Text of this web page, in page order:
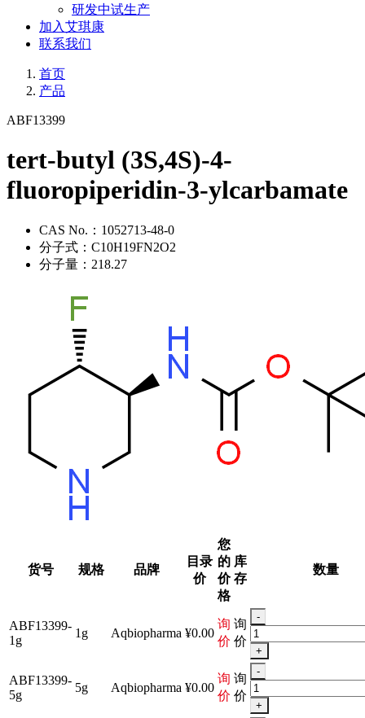
研发中试生产
加入艾琪康
联系我们
首页
产品
ABF13399
tert-butyl (3S,4S)-4-
fluoropiperidin-3-ylcarbamate
CAS No.： 1052713-48-0
分子式： C10H19FN2O2
分子量： 218.27
货号 规格 品牌
目录
价
您
的
价
格
库
存
数量
ABF13399-
1g
1g Aqbiopharma ¥0.00
询
价
询
价
-
+
ABF13399-
5g
5g Aqbiopharma ¥0.00
询
价
询
价
-
+